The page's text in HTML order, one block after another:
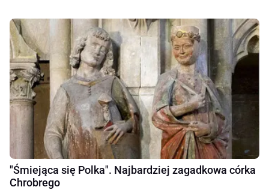
"Śmiejąca się Polka". Najbardziej zagadkowa córka
Chrobrego